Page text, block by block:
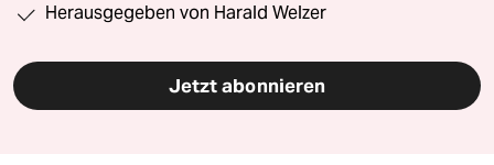
Herausgegeben von Harald Welzer
Jetzt abonnieren